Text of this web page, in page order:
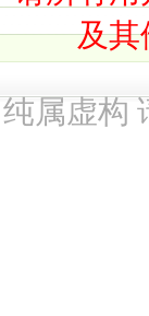
及其
纯属虚构